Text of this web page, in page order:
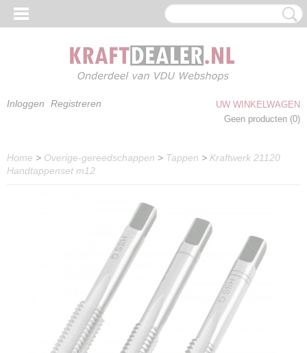
Inloggen Registreren
UW WINKELWAGEN
Geen producten (0)
Home > Overige-gereedschappen > Tappen > Kraftwerk 21120
Handtappenset m12